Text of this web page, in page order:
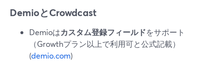
DemioとCrowdcast
Demioはカスタム登録フィールドをサポート
（Growthプラン以上で利用可と公式記載）
(demio.com)